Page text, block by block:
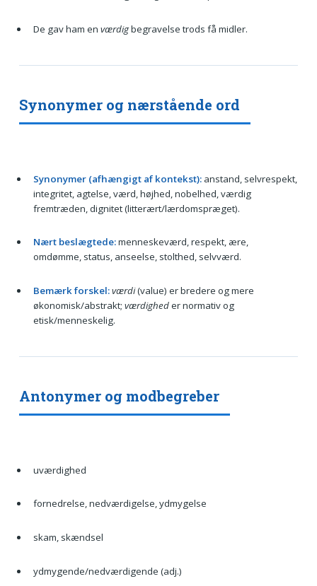
De gav ham en værdigbegravelse trods få midler.
Synonymer og nærstående ord
Synonymer (afhængigt af kontekst):anstand, selvrespekt,
integritet, agtelse, værd, højhed, nobelhed, værdig
fremtræden, dignitet (litterært/lærdomspræget).
Nært beslægtede:menneskeværd, respekt, ære,
omdømme, status, anseelse, stolthed, selvværd.
Bemærk forskel:værdi(value) er bredere og mere
økonomisk/abstrakt; værdigheder normativ og
etisk/menneskelig.
Antonymer og modbegreber
uværdighed
fornedrelse, nedværdigelse, ydmygelse
skam, skændsel
ydmygende/nedværdigende (adj.)